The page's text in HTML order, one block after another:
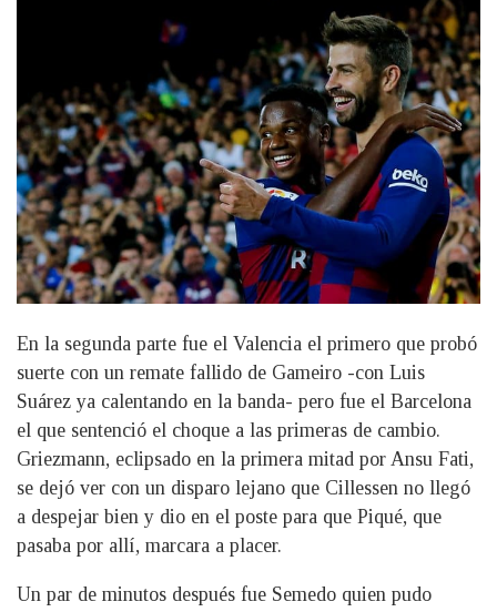
En la segunda parte fue el Valencia el primero que probó
suerte con un remate fallido de Gameiro -con Luis
Suárez ya calentando en la banda- pero fue el Barcelona
el que sentenció el choque a las primeras de cambio.
Griezmann, eclipsado en la primera mitad por Ansu Fati,
se dejó ver con un disparo lejano que Cillessen no llegó
a despejar bien y dio en el poste para que Piqué, que
pasaba por allí, marcara a placer.
Un par de minutos después fue Semedo quien pudo